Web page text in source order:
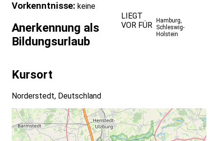
Vorkenntnisse: keine
Anerkennung als
Bildungsurlaub
LIEGT
VOR FÜR
Hamburg,
Schleswig-
Holstein
Kursort
Norderstedt, Deutschland